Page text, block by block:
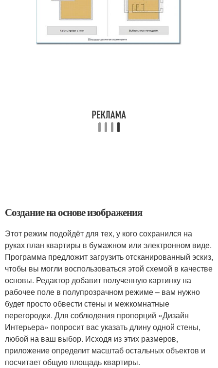
Создание на основе изображения
Этот режим подойдёт для тех, у кого сохранился на
руках план квартиры в бумажном или электронном виде.
Программа предложит загрузить отсканированный эскиз,
чтобы вы могли воспользоваться этой схемой в качестве
основы. Редактор добавит полученную картинку на
рабочее поле в полупрозрачном режиме – вам нужно
будет просто обвести стены и межкомнатные
перегородки. Для соблюдения пропорций «Дизайн
Интерьера» попросит вас указать длину одной стены,
любой на ваш выбор. Исходя из этих размеров,
приложение определит масштаб остальных объектов и
посчитает общую площадь квартиры.